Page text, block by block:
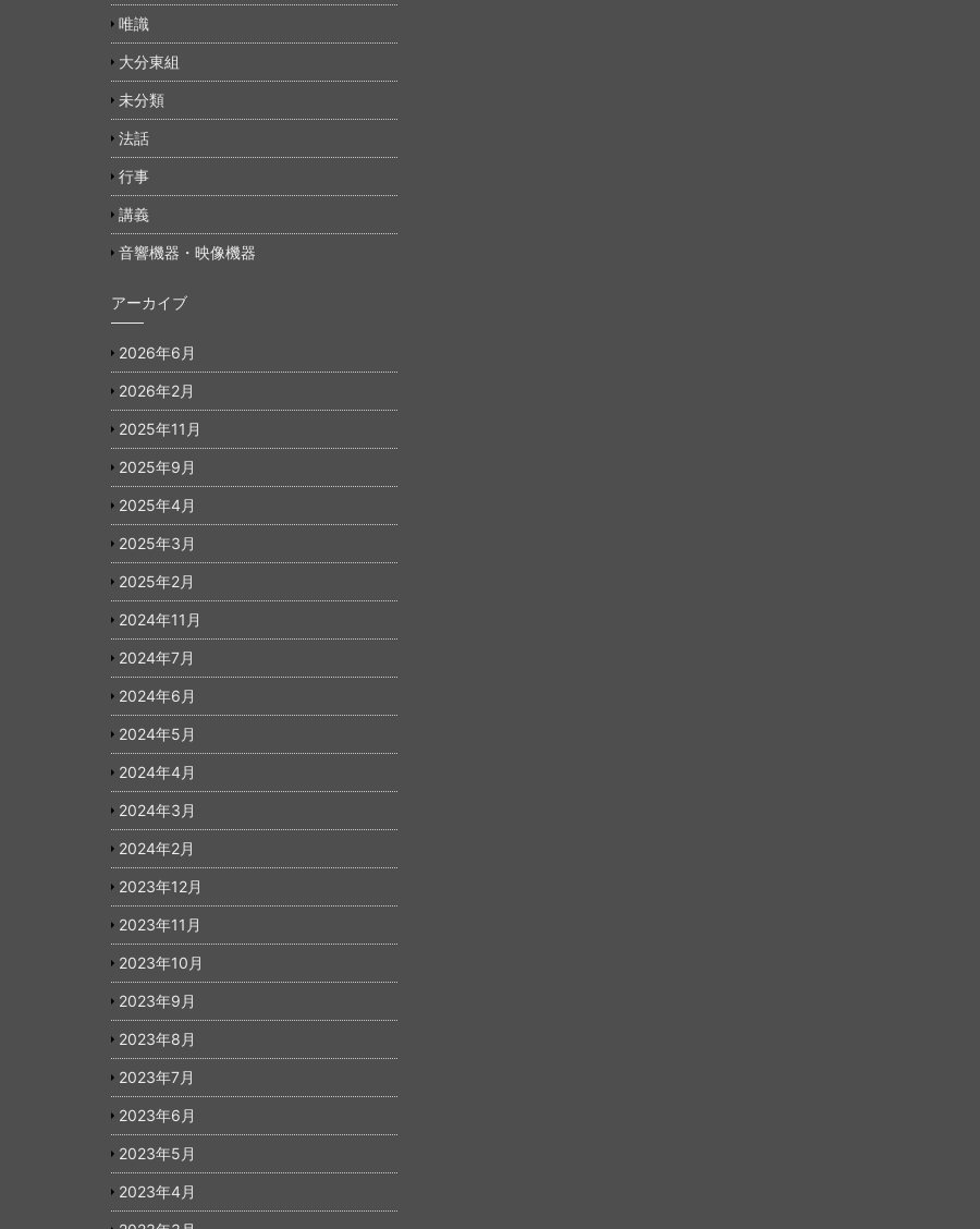
唯識
大分東組
未分類
法話
行事
講義
音響機器・映像機器
アーカイブ
2026年6月
2026年2月
2025年11月
2025年9月
2025年4月
2025年3月
2025年2月
2024年11月
2024年7月
2024年6月
2024年5月
2024年4月
2024年3月
2024年2月
2023年12月
2023年11月
2023年10月
2023年9月
2023年8月
2023年7月
2023年6月
2023年5月
2023年4月